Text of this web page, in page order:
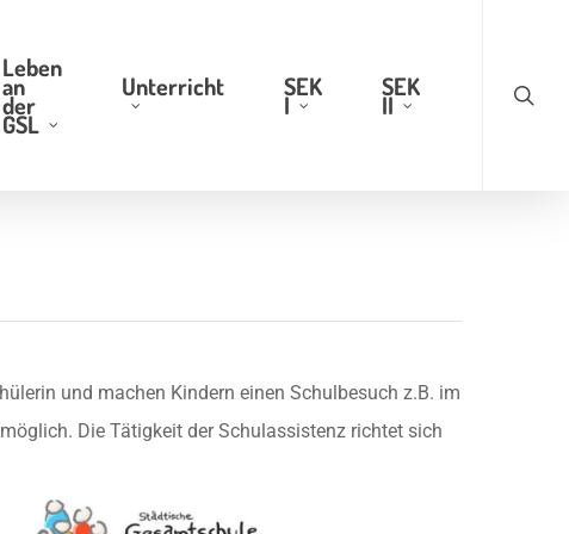
Leben
an
der
GSL
Unterricht SEK
I
SEK
II
und machen Kindern einen Schulbesuch z.B. im
Die Tätigkeit der Schulassistenz richtet sich